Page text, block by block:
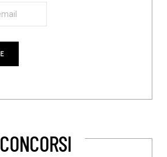
CONCORSI